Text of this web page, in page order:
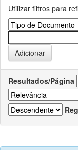
Utilizar filtros para
Resultados/Página